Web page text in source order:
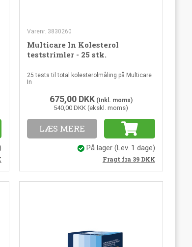
Varenr. 3830260
Multicare In Kolesterol
teststrimler - 25 stk.
25 tests til total kolesterolmåling på Multicare
In
675,00 DKK(Inkl. moms)
540,00 DKK (ekskl. moms)
LÆS MERE
På lager (Lev. 1 dage)
Fragt fra 39 DKK